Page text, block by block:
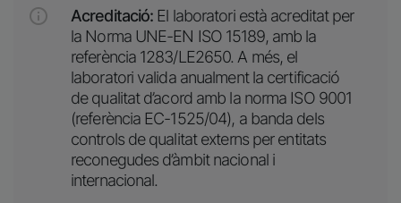
Acreditació: El laboratori està acreditat per
la Norma UNE-EN ISO 15189, amb la
referència 1283/LE2650. A més, el
laboratori valida anualment la certificació
de qualitat d’acord amb la norma ISO 9001
(referència EC-1525/04), a banda dels
controls de qualitat externs per entitats
reconegudes d’àmbit nacional i
internacional.